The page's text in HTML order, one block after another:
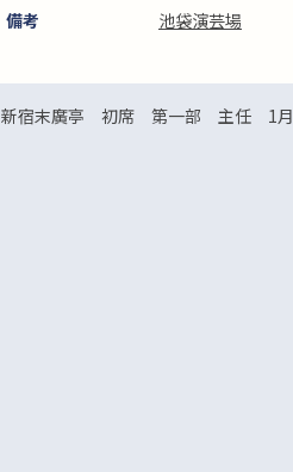
備考
池袋演芸場
新宿末廣亭 初席 第一部 主任 1月